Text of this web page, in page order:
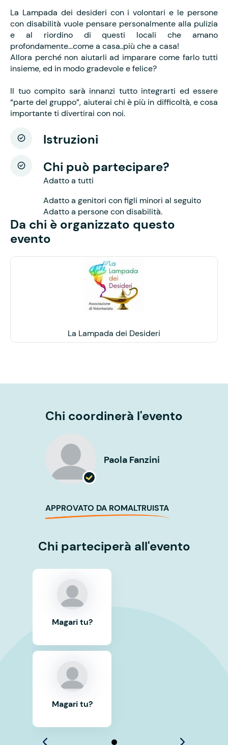
La Lampada dei desideri con i volontari e le persone
con disabilità vuole pensare personalmente alla pulizia
e al riordino di questi locali che amano
profondamente…come a casa..più che a casa!
Allora perché non aiutarli ad imparare come farlo tutti
insieme, ed in modo gradevole e felice?
Il tuo compito sarà innanzi tutto integrarti ed essere
“parte del gruppo”, aiuterai chi è più in difficoltà, e cosa
importante ti divertirai con noi.
Istruzioni
Chi può partecipare?
Adatto a tutti
Adatto a genitori con figli minori al seguito
Adatto a persone con disabilità.
Da chi è organizzato questo
evento
La Lampada dei Desideri
Chi coordinerà l'evento
Paola Fanzini
APPROVATO DA ROMALTRUISTA
Chi parteciperà all'evento
Magari tu?
Magari tu?